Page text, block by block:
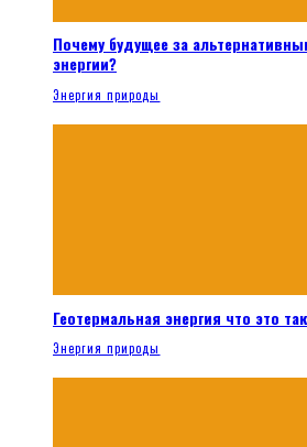
Почему будущее за
энергии?
Энергия природы
Геотермальная энергия что это
Энергия природы